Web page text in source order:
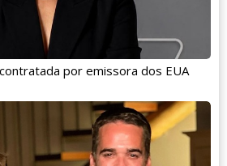
por emissora dos EUA